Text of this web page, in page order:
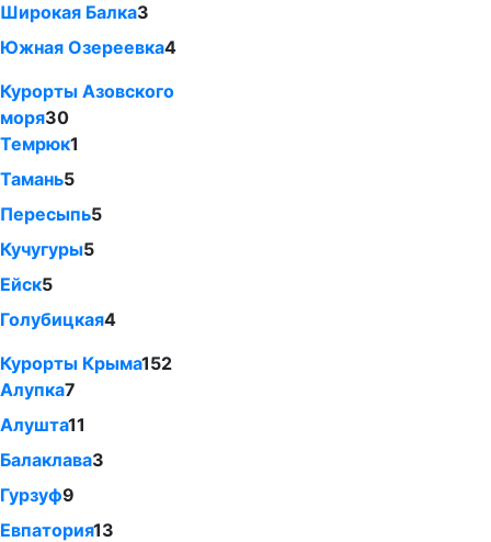
Широкая Балка3
Южная Озереевка4
Курорты Азовского
моря30
Темрюк1
Тамань5
Пересыпь5
Кучугуры5
Ейск5
Голубицкая4
Курорты Крыма152
Алупка7
Алушта11
Балаклава3
Гурзуф9
Евпатория13